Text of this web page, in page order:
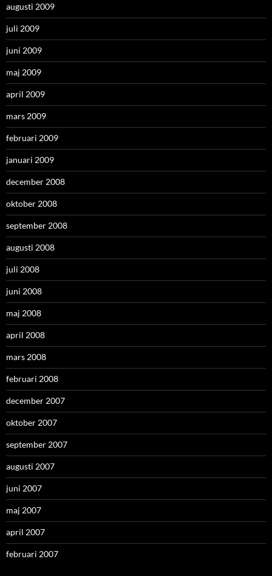
augusti 2009
juli 2009
juni 2009
maj 2009
april 2009
mars 2009
februari 2009
januari 2009
december 2008
oktober 2008
september 2008
augusti 2008
juli 2008
juni 2008
maj 2008
april 2008
mars 2008
februari 2008
december 2007
oktober 2007
september 2007
augusti 2007
juni 2007
maj 2007
april 2007
februari 2007